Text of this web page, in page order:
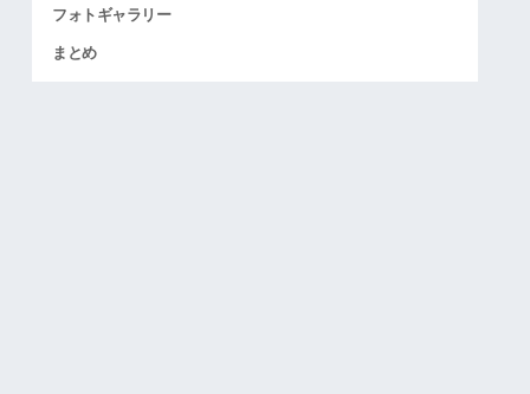
フォトギャラリー
まとめ